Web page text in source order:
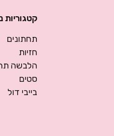
קטגוריות
תחתונים
חזיות
הלבשה
סטים
בייבי דול